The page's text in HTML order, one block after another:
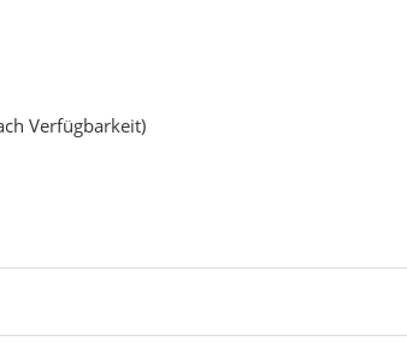
Verfügbarkeit)